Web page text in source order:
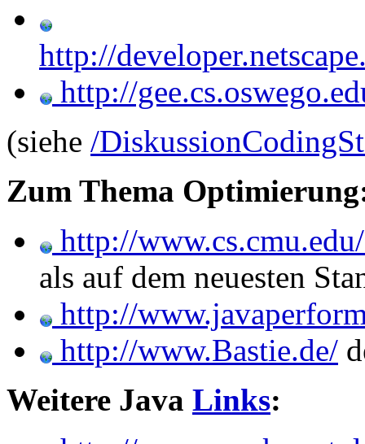
http://
http://
(siehe /
Zum Thema
http://
als auf dem neuesten
http://
http://www.Bastie.de/
Weitere Java Links: